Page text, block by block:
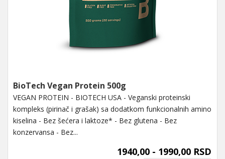
BioTech Vegan Protein 500g
VEGAN PROTEIN - BIOTECH USA - Veganski proteinski
kompleks (pirinač i grašak) sa dodatkom funkcionalnih amino
kiselina - Bez šećera i laktoze* - Bez glutena - Bez
konzervansa - Bez...
1940,00 - 1990,00 RSD